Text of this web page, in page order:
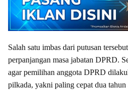
Salah satu imbas dari putusan
perpanjangan masa jabatan DPRD.
agar pemilihan anggota DPRD
pilkada, yakni paling cepat dua tahun